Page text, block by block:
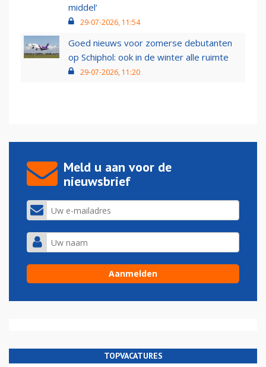
middel’
29-07-2026, 11:54
Goed nieuws voor zomerse debutanten
op Schiphol: ook in de winter alle ruimte
29-07-2026, 11:20
Meld u aan voor de
nieuwsbrief
TOPVACATURES